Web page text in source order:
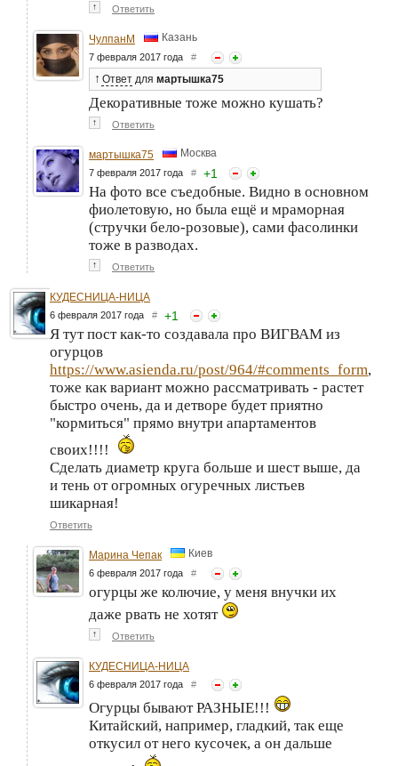
↑ Ответить
ЧулпанМ Казань
7 февраля 2017 года #
↑ Ответ для мартышка75
Декоративные тоже можно кушать?
↑ Ответить
мартышка75 Москва
7 февраля 2017 года # +1
На фото все съедобные. Видно в основном
фиолетовую, но была ещё и мраморная
(стручки бело-розовые), сами фасолинки
тоже в разводах.
↑ Ответить
КУДЕСНИЦА-НИЦА
6 февраля 2017 года # +1
Я тут пост как-то создавала про ВИГВАМ из
огурцов
https://www.asienda.ru/post/964/#comments_form,
тоже как вариант можно рассматривать - растет
быстро очень, да и детворе будет приятно
"кормиться" прямо внутри апартаментов
своих!!!!
Сделать диаметр круга больше и шест выше, да
и тень от огромных огуречных листьев
шикарная!
Ответить
Марина Чепак Киев
6 февраля 2017 года #
огурцы же колючие, у меня внучки их
даже рвать не хотят
↑ Ответить
КУДЕСНИЦА-НИЦА
6 февраля 2017 года #
Огурцы бывают РАЗНЫЕ!!!
Китайский, например, гладкий, так еще
откусил от него кусочек, а он дальше